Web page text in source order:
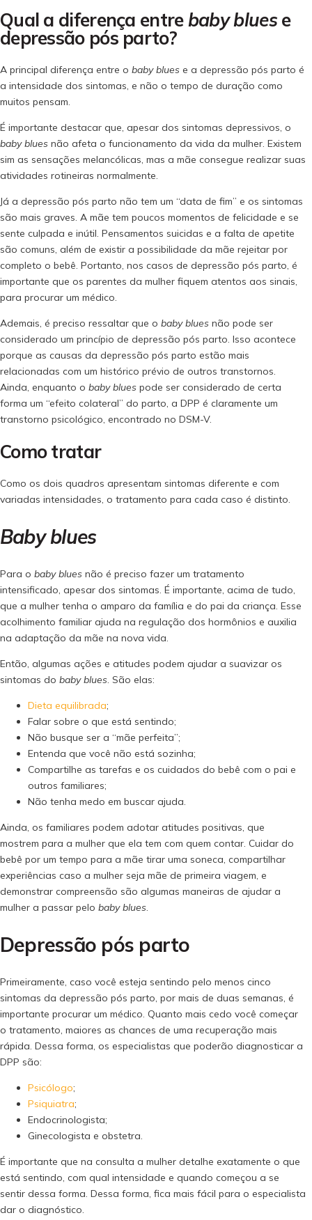
Qual a diferença entre baby bluese
depressão pós parto?
A principal diferença entre o baby blues e a depressão pós parto é
a intensidade dos sintomas, e não o tempo de duração como
muitos pensam.
É importante destacar que, apesar dos sintomas depressivos, o
baby blues não afeta o funcionamento da vida da mulher. Existem
sim as sensações melancólicas, mas a mãe consegue realizar suas
atividades rotineiras normalmente.
Já a depressão pós parto não tem um “data de fim” e os sintomas
são mais graves. A mãe tem poucos momentos de felicidade e se
sente culpada e inútil. Pensamentos suicidas e a falta de apetite
são comuns, além de existir a possibilidade da mãe rejeitar por
completo o bebê. Portanto, nos casos de depressão pós parto, é
importante que os parentes da mulher fiquem atentos aos sinais,
para procurar um médico.
Ademais, é preciso ressaltar que o baby blues não pode ser
considerado um princípio de depressão pós parto. Isso acontece
porque as causas da depressão pós parto estão mais
relacionadas com um histórico prévio de outros transtornos.
Ainda, enquanto o baby blues pode ser considerado de certa
forma um “efeito colateral” do parto, a DPP é claramente um
transtorno psicológico, encontrado no DSM-V.
Como tratar
Como os dois quadros apresentam sintomas diferente e com
variadas intensidades, o tratamento para cada caso é distinto.
Baby blues
Para o baby blues não é preciso fazer um tratamento
intensificado, apesar dos sintomas. É importante, acima de tudo,
que a mulher tenha o amparo da família e do pai da criança. Esse
acolhimento familiar ajuda na regulação dos hormônios e auxilia
na adaptação da mãe na nova vida.
Então, algumas ações e atitudes podem ajudar a suavizar os
sintomas do baby blues. São elas:
Dieta equilibrada;
Falar sobre o que está sentindo;
Não busque ser a “mãe perfeita”;
Entenda que você não está sozinha;
Compartilhe as tarefas e os cuidados do bebê com o pai e
outros familiares;
Não tenha medo em buscar ajuda.
Ainda, os familiares podem adotar atitudes positivas, que
mostrem para a mulher que ela tem com quem contar. Cuidar do
bebê por um tempo para a mãe tirar uma soneca, compartilhar
experiências caso a mulher seja mãe de primeira viagem, e
demonstrar compreensão são algumas maneiras de ajudar a
mulher a passar pelo baby blues.
Depressão pós parto
Primeiramente, caso você esteja sentindo pelo menos cinco
sintomas da depressão pós parto, por mais de duas semanas, é
importante procurar um médico. Quanto mais cedo você começar
o tratamento, maiores as chances de uma recuperação mais
rápida. Dessa forma, os especialistas que poderão diagnosticar a
DPP são:
Psicólogo;
Psiquiatra;
Endocrinologista;
Ginecologista e obstetra.
É importante que na consulta a mulher detalhe exatamente o que
está sentindo, com qual intensidade e quando começou a se
sentir dessa forma. Dessa forma, fica mais fácil para o especialista
dar o diagnóstico.